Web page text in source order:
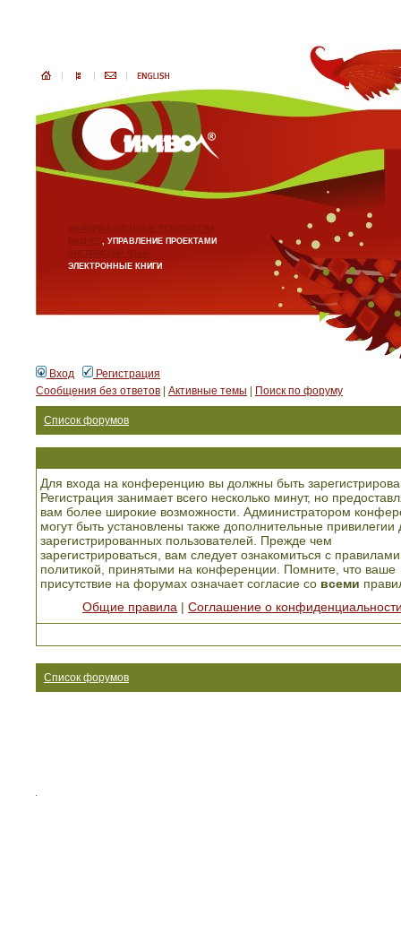
ИНФОРМАЦИОННЫЕ ТЕХНОЛОГИИ
БИЗНЕС, УПРАВЛЕНИЕ ПРОЕКТАМИ
АНГЛИЙСКИЙ ЯЗЫК
ЭЛЕКТРОННЫЕ КНИГИ
Вход
Регистрация
Сообщения без ответов
Активные темы Поиск по форуму
Список форумов
Для входа на конференцию вы должны быть
Регистрация занимает всего несколько минут, но
вам более широкие возможности. Администратором
могут быть установлены также дополнительные привилегии
зарегистрированных пользователей. Прежде чем
зарегистрироваться, вам следует ознакомиться с
политикой, принятыми на конференции. Помните, что ваше
присутствие на форумах означает согласие со всеми
Общие правила
Соглашение о
Список форумов